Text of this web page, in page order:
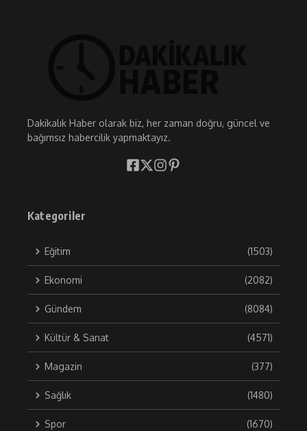
Dakikalık Haber olarak biz, her zaman doğru, güncel ve
bağımsız habercilik yapmaktayız.
Kategoriler
Eğitim (1503)
Ekonomi (2082)
Gündem (8084)
Kültür & Sanat (4571)
Magazin (377)
Sağlık (1480)
Spor (1670)